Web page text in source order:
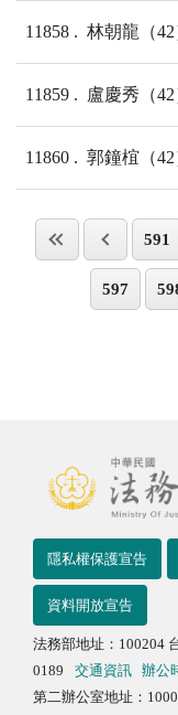
11858 林朝龍（42
11859 盧慶秀（
11860 郭鐘椬（
591
597
隱私權保護宣告
資料開放宣告
法務部地址：100204
0189
交通資訊
辦公
第二辦公室地址：